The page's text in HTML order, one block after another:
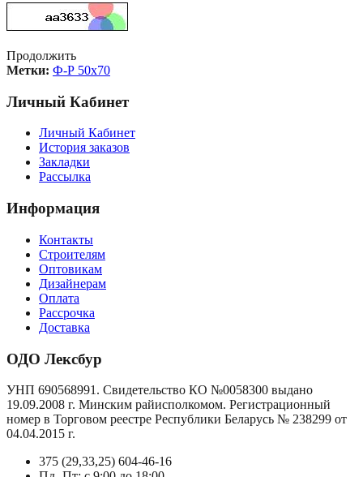
Продолжить
Метки: Ф-Р 50х70
Личный Кабинет
Личный Кабинет
История заказов
Закладки
Рассылка
Информация
Контакты
Строителям
Оптовикам
Дизайнерам
Оплата
Рассрочка
Доставка
ОДО Лексбур
УНП 690568991. Свидетельство КО №0058300 выдано
19.09.2008 г. Минским райисполкомом. Регистрационный
номер в Торговом реестре Республики Беларусь № 238299 от
04.04.2015 г.
375 (29,33,25) 604-46-16